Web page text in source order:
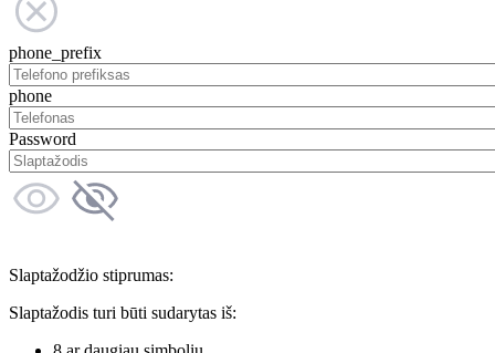
phone_prefix
phone
Password
Slaptažodžio stiprumas:
Slaptažodis turi būti sudarytas iš: